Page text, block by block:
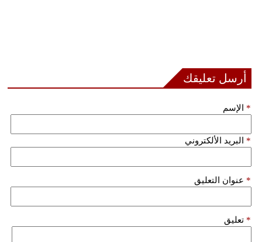
فيديو
أرسل تعليقك
الإسم *
البريد الألكتروني *
عنوان التعليق *
تعليق *